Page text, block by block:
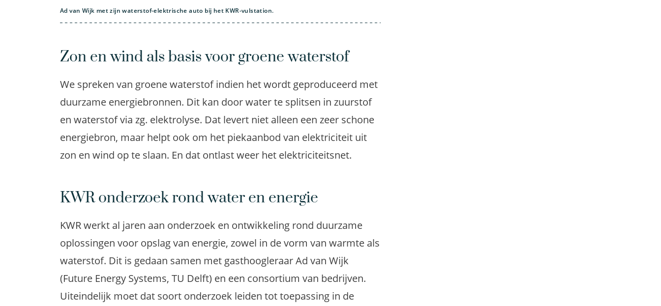
Ad van Wijk met zijn waterstof-elektrische auto bij het KWR-vulstation.
Zon en wind als basis voor groene waterstof
We spreken van groene waterstof indien het wordt geproduceerd met
duurzame energiebronnen. Dit kan door water te splitsen in zuurstof
en waterstof via zg. elektrolyse. Dat levert niet alleen een zeer schone
energiebron, maar helpt ook om het piekaanbod van elektriciteit uit
zon en wind op te slaan. En dat ontlast weer het elektriciteitsnet.
KWR onderzoek rond water en energie
KWR werkt al jaren aan onderzoek en ontwikkeling rond duurzame
oplossingen voor opslag van energie, zowel in de vorm van warmte als
waterstof. Dit is gedaan samen met gasthoogleraar Ad van Wijk
(Future Energy Systems, TU Delft) en een consortium van bedrijven.
Uiteindelijk moet dat soort onderzoek leiden tot toepassing in de